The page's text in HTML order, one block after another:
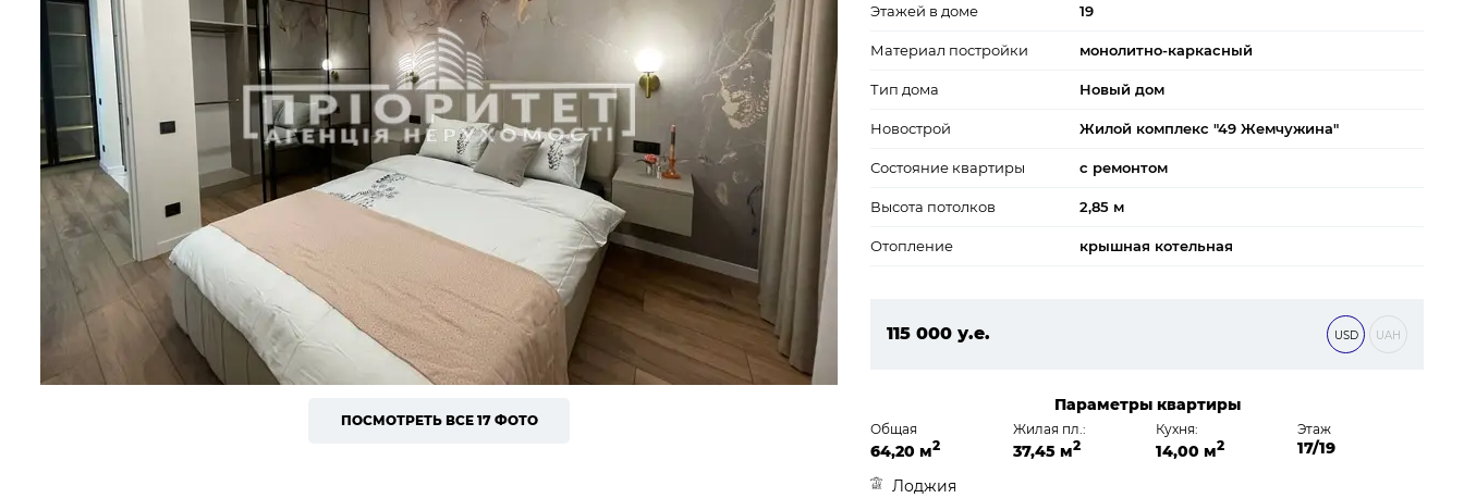
ПОСМОТРЕТЬ ВСЕ 17 ФОТО
Этажей в доме 19
Материал постройки монолитно-каркасный
Тип дома Новый дом
Новострой Жилой комплекс "49 Жемчужина"
Состояние квартиры с ремонтом
Высота потолков 2,85 м
Отопление крышная котельная
115 000 у.е.
USD UAH
Параметры квартиры
Общая
64,20 м2
Жилая пл.:
37,45 м2
Кухня:
14,00 м2
Этаж
17/19
Лоджия